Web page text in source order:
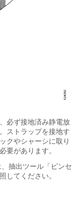
必ず接地済み静電放
ストラップを接地す
クやシャーシに取り
要があります。
抽出ツール「ピンセ
してください。